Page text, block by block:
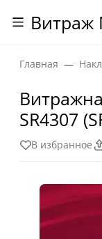
Витраж
Главная
SR4307
В избранное